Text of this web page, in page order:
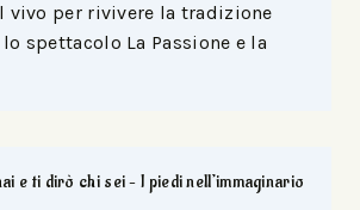
vivo per rivivere la tradizione
spettacolo La Passione e la
e ti dirò chi sei – I piedi nell’immaginario